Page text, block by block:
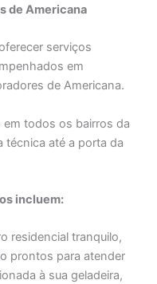
de Americana
serviços
em
de Americana.
todos os bairros da
técnica até a porta da
incluem:
residencial tranquilo,
prontos para atender
à sua geladeira,